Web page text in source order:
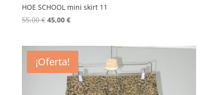
HOE SCHOOL mini skirt 11
55,00€ El
era:
55,00 €.
45,00 €El
es:
45,00 €.
¡Oferta!